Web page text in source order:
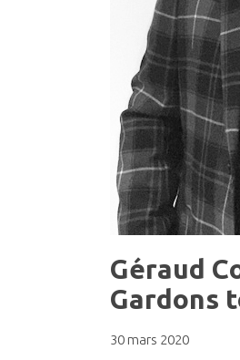
Géraud
Gardons
30 mars 2020